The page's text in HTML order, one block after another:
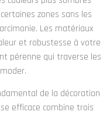
zones sans les
Les matériaux
et robustesse à votre
pérenne qui traverse les
de la décoration
efficace combine trois